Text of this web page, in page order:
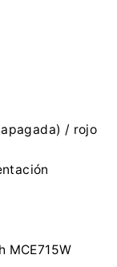
/ rojo
MCE715W